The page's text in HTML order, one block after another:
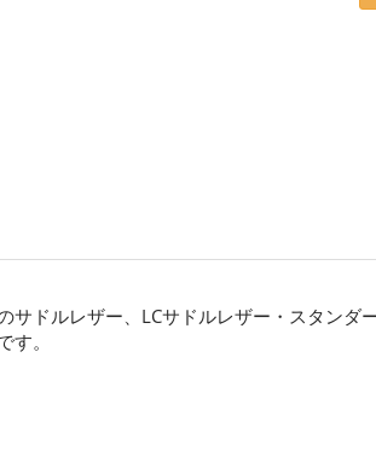
ドルレザー、LCサドルレザー・スタンダ
。